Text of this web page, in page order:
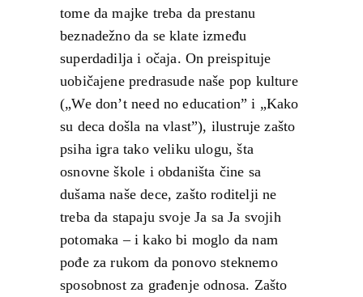
tome da majke treba da prestanu
beznadežno da se klate između
superdadilja i očaja. On preispituje
uobičajene predrasude naše pop kulture
(„We don’t need no education” i „Kako
su deca došla na vlast”), ilustruje zašto
psiha igra tako veliku ulogu, šta
osnovne škole i obdaništa čine sa
dušama naše dece, zašto roditelji ne
treba da stapaju svoje Ja sa Ja svojih
potomaka – i kako bi moglo da nam
pođe za rukom da ponovo steknemo
sposobnost za građenje odnosa. Zašto